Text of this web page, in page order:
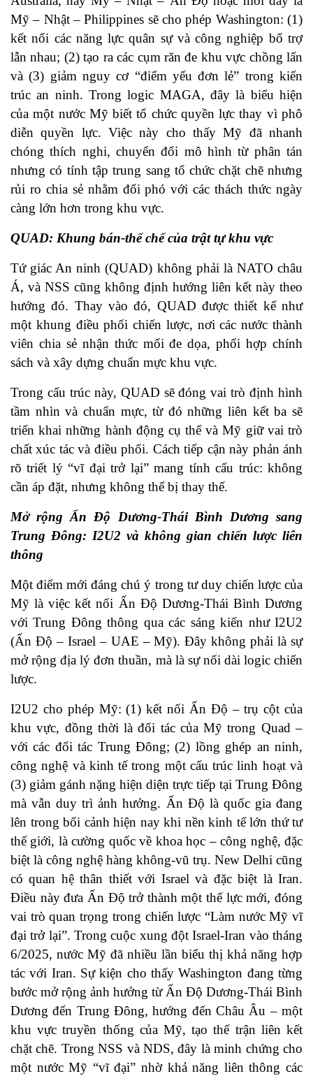
Mỹ – Nhật – Philippines sẽ cho phép Washington: (1)
kết nối các năng lực quân sự và công nghiệp bổ trợ
lẫn nhau; (2) tạo ra các cụm răn đe khu vực chồng lấn
và (3) giảm nguy cơ “điểm yếu đơn lẻ” trong kiến
trúc an ninh. Trong logic MAGA, đây là biểu hiện
của một nước Mỹ biết tổ chức quyền lực thay vì phô
diễn quyền lực. Việc này cho thấy Mỹ đã nhanh
chóng thích nghi, chuyển đổi mô hình từ phân tán
nhưng có tính tập trung sang tổ chức chặt chẽ nhưng
rủi ro chia sẻ nhằm đối phó với các thách thức ngày
càng lớn hơn trong khu vực.
QUAD: Khung bán-thể chế của trật tự khu vực
Tứ giác An ninh (QUAD) không phải là NATO châu
Á, và NSS cũng không định hướng liên kết này theo
hướng đó. Thay vào đó, QUAD được thiết kế như
một khung điều phối chiến lược, nơi các nước thành
viên chia sẻ nhận thức mối đe dọa, phối hợp chính
sách và xây dựng chuẩn mực khu vực.
Trong cấu trúc này, QUAD sẽ đóng vai trò định hình
tầm nhìn và chuẩn mực, từ đó những liên kết ba sẽ
triển khai những hành động cụ thể và Mỹ giữ vai trò
chất xúc tác và điều phối. Cách tiếp cận này phản ánh
rõ triết lý “vĩ đại trở lại” mang tính cấu trúc: không
cần áp đặt, nhưng không thể bị thay thế.
Mở rộng Ấn Độ Dương-Thái Bình Dương sang
Trung Đông: I2U2 và không gian chiến lược liên
thông
Một điểm mới đáng chú ý trong tư duy chiến lược của
Mỹ là việc kết nối Ấn Độ Dương-Thái Bình Dương
với Trung Đông thông qua các sáng kiến như I2U2
(Ấn Độ – Israel – UAE – Mỹ). Đây không phải là sự
mở rộng địa lý đơn thuần, mà là sự nối dài logic chiến
lược.
I2U2 cho phép Mỹ: (1) kết nối Ấn Độ – trụ cột của
khu vực, đồng thời là đối tác của Mỹ trong Quad –
với các đối tác Trung Đông; (2) lồng ghép an ninh,
công nghệ và kinh tế trong một cấu trúc linh hoạt và
(3) giảm gánh nặng hiện diện trực tiếp tại Trung Đông
mà vẫn duy trì ảnh hưởng. Ấn Độ là quốc gia đang
lên trong bối cảnh hiện nay khi nền kinh tế lớn thứ tư
thế giới, là cường quốc về khoa học – công nghệ, đặc
biệt là công nghệ hàng không-vũ trụ. New Delhi cũng
có quan hệ thân thiết với Israel và đặc biệt là Iran.
Điều này đưa Ấn Độ trở thành một thế lực mới, đóng
vai trò quan trọng trong chiến lược “Làm nước Mỹ vĩ
đại trở lại”. Trong cuộc xung đột Israel-Iran vào tháng
6/2025, nước Mỹ đã nhiều lần biểu thị khả năng hợp
tác với Iran. Sự kiện cho thấy Washington đang từng
bước mở rộng ảnh hưởng từ Ấn Độ Dương-Thái Bình
Dương đến Trung Đông, hướng đến Châu Âu – một
khu vực truyền thống của Mỹ, tạo thế trận liên kết
chặt chẽ. Trong NSS và NDS, đây là minh chứng cho
một nước Mỹ “vĩ đại” nhờ khả năng liên thông các